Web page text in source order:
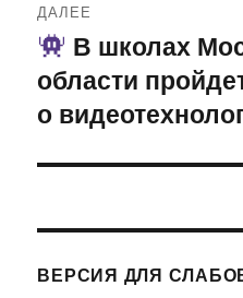
ДАЛЕЕ
Следующая
запись:
В школах
области
о
ВЕРСИЯ ДЛЯ